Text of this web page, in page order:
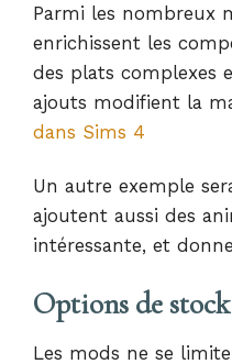
Parmi les nombreux
enrichissent les
des plats complexes
ajouts modifient la
dans Sims 4
Un autre exemple
ajoutent aussi des
intéressante, et
Options de
Les mods ne se